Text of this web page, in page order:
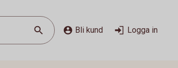
Bli kund Logga in